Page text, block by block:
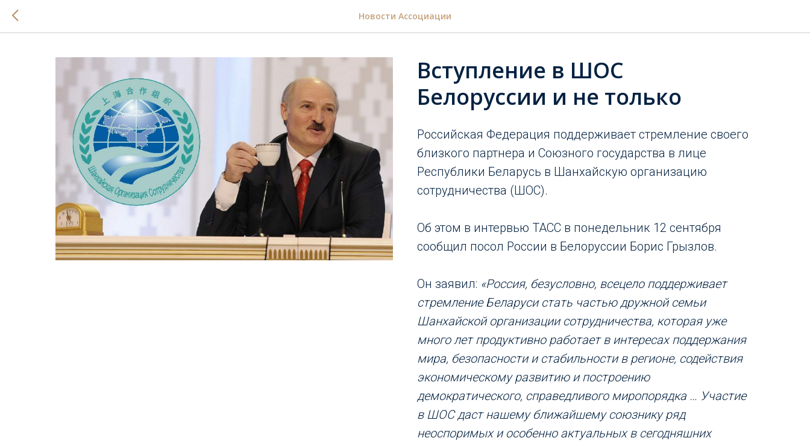
Новости Ассоциации
Вступление в ШОС
Белоруссии и не только
Российская Федерация поддерживает стремление своего
близкого партнера и Союзного государства в лице
Республики Беларусь в Шанхайскую организацию
сотрудничества (ШОС).
Об этом в интервью ТАСС в понедельник 12 сентября
сообщил посол России в Белоруссии Борис Грызлов.
Он заявил: «Россия, безусловно, всецело поддерживает
стремление Беларуси стать частью дружной семьи
Шанхайской организации сотрудничества, которая уже
много лет продуктивно работает в интересах поддержания
мира, безопасности и стабильности в регионе, содействия
экономическому развитию и построению
демократического, справедливого миропорядка … Участие
в ШОС даст нашему ближайшему союзнику ряд
неоспоримых и особенно актуальных в сегодняшних